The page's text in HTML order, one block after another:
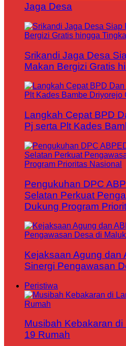
Jaga Desa
Srikandi Jaga Desa
Makan Bergizi Gratis
Langkah Cepat BPD
Pj serta Plt Kades
Pengukuhan DPC
Selatan Perkuat
Dukung Program
Kejaksaan Agung dan
Sinergi Pengawasan
Peristiwa
Musibah Kebakaran
19 Rumah